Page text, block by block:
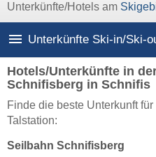
Unterkünfte/Hotels am
Unterkünfte Ski-in/Ski-
Hotels/Unterkünfte in
Schnifisberg in Schnifis
Finde die beste Unterkunft
Talstation:
Seilbahn Schnifisberg